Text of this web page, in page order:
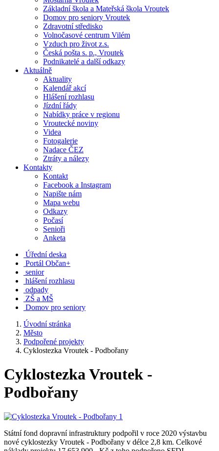
Základní škola a Mateřská škola Vroutek
Domov pro seniory Vroutek
Zdravotní středisko
Volnočasové centrum Vilém
Vzduch pro život z.s.
Česká pošta s. p., Vroutek
Podnikatelé a další odkazy
Aktuálně
Aktuality
Kalendář akcí
Hlášení rozhlasu
Jízdní řády
Nabídky práce v regionu
Vroutecké noviny
Videa
Fotogalerie
Nadace ČEZ
Ztráty a nálezy
Kontakty
Kontakt
Facebook a Instagram
Napište nám
Mapa webu
Odkazy
Počasí
Senioři
Anketa
Úřední deska
Portál Občan+
senior
hlášení rozhlasu
odpady
ZŠ a MŠ
Domov pro seniory
Úvodní stránka
Město
Podpořené projekty
Cyklostezka Vroutek - Podbořany
Cyklostezka Vroutek -
Podbořany
Státní fond dopravní infrastruktury podpořil v roce 2020 výstavbu
nové cyklostezky Vroutek - Podbořany v délce 2,8 km. Celkové